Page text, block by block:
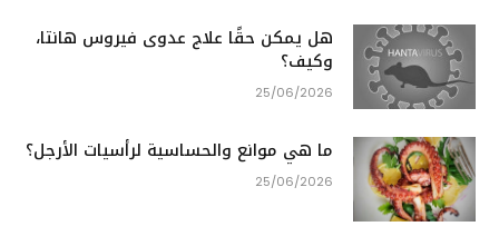
هل يمكن حقًا علاج عدوى فيروس هانتا،
وكيف؟
25/06/2026
ما هي موانع والحساسية لرأسيات الأرجل؟
25/06/2026